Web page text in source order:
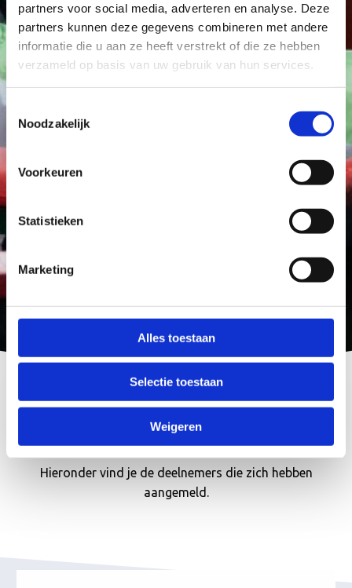
partners voor social media, adverteren en analyse. Deze
partners kunnen deze gegevens combineren met andere
informatie die u aan ze heeft verstrekt of die ze hebben
verzameld op basis van uw gebruik van hun services.
Toestemmingsselectie
Noodzakelijk
Voorkeuren
Statistieken
Marketing
Alles toestaan
Selectie toestaan
Weigeren
Deelnemers De Veiling 2024
Hieronder vind je de deelnemers die zich hebben
aangemeld.